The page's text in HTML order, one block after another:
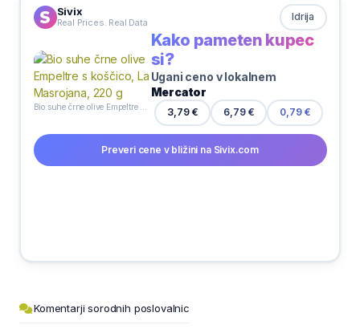
Sivix
Real Prices. Real Data Idrija
Kako pameten kupec
si?
Ugani ceno v lokalnem
Mercator
3,79 € 6,79 € 0,79 €
Preveri cene v bližini na Sivix.com
Komentarji sorodnih poslovalnic